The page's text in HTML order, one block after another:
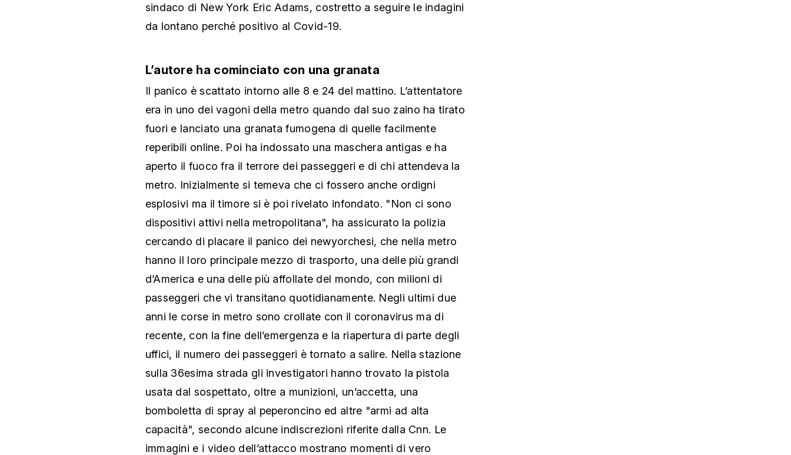
sindaco di New York Eric Adams, costretto a seguire le indagini
da lontano perché positivo al Covid-19.
L’autore ha cominciato con una granata
Il panico è scattato intorno alle 8 e 24 del mattino. L’attentatore
era in uno dei vagoni della metro quando dal suo zaino ha tirato
fuori e lanciato una granata fumogena di quelle facilmente
reperibili online. Poi ha indossato una maschera antigas e ha
aperto il fuoco fra il terrore dei passeggeri e di chi attendeva la
metro. Inizialmente si temeva che ci fossero anche ordigni
esplosivi ma il timore si è poi rivelato infondato. "Non ci sono
dispositivi attivi nella metropolitana", ha assicurato la polizia
cercando di placare il panico dei newyorchesi, che nella metro
hanno il loro principale mezzo di trasporto, una delle più grandi
d’America e una delle più affollate del mondo, con milioni di
passeggeri che vi transitano quotidianamente. Negli ultimi due
anni le corse in metro sono crollate con il coronavirus ma di
recente, con la fine dell’emergenza e la riapertura di parte degli
uffici, il numero dei passeggeri è tornato a salire. Nella stazione
sulla 36esima strada gli investigatori hanno trovato la pistola
usata dal sospettato, oltre a munizioni, un’accetta, una
bomboletta di spray al peperoncino ed altre "armi ad alta
capacità", secondo alcune indiscrezioni riferite dalla Cnn. Le
immagini e i video dell’attacco mostrano momenti di vero